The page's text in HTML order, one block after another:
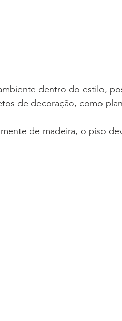
dentro do estilo,
de madeira, o piso